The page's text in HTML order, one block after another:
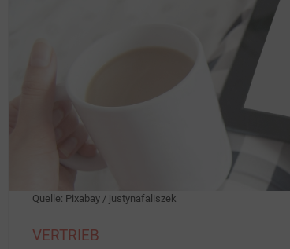
Quelle: Pixabay / justynafaliszek
VERTRIEB